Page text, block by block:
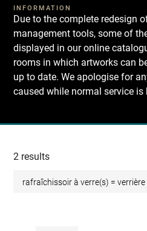
INFORMATION
Due to the complete redesign
management tools, some of
displayed in our online
rooms in which artworks can
up to date. We apologise for
caused while normal service is
Recherche
collections
2 results
rafraîchissoir à verre(s) = verrière